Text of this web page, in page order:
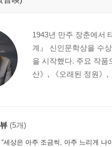
1943년 만주 장춘에서
계』 신인문학상을 수
을 시작했다. 주요 작품
산》, 《오래된 정원》,
(5개)
세상은 아주 조금씩, 아주 느리게 나